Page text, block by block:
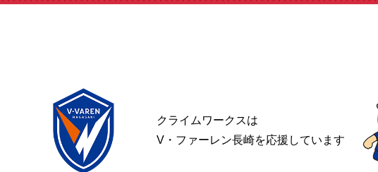
クライムワークスは
V・ファーレン長崎を応援しています